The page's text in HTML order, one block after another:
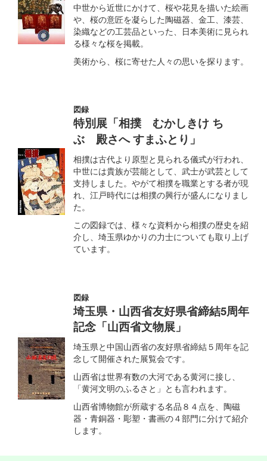
中世から近世にかけて、桜や花見を描いた絵画
や、桜の意匠を凝らした陶磁器、金工、漆芸、
染織などの工芸品といった、日本美術に見られ
る様々な桜を掲載。
美術から、桜に寄せた人々の思いを探ります。
図録
特別展「相撲 むかしきけ ちゝ
ぶ 殿さへ すまふとり」
相撲は古代より原型と見られる儀式が行われ、
中世には貴族が芸能として、武士が武芸として
支持しました。やがて相撲を職業とする者が現
れ、江戸時代には相撲の興行が盛んになりまし
た。
この図録では、様々な資料から相撲の歴史を紹
介し、埼玉県ゆかりの力士についても取り上げ
ています。
図録
埼玉県・山西省友好県省締結5周年
記念「山西省文物展」
埼玉県と中国山西省の友好県省締結５周年を記
念して開催された展覧会です。
山西省は世界有数の大河である黄河に接し、
「黄河文明のふるさと」とも言われます。
山西省博物館が所蔵する名品８４点を、陶磁
器・青銅器・彫塑・書画の４部門に分けて紹介
します。